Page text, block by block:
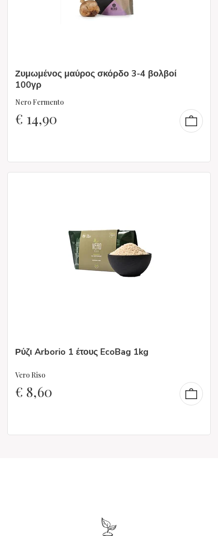
Ζυμωμένος μαύρος σκόρδο 3-4 βολβοί
100γρ
Nero Fermento
€ 14,90
Ρύζι Arborio 1 έτους EcoBag 1kg
Vero Riso
€ 8,60